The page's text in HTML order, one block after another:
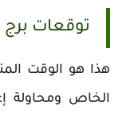
توقعات
هذا هو الوقت
الخاص ومحاولة